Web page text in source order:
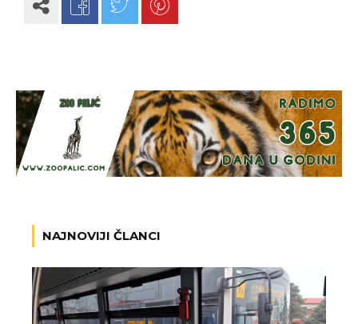
NAJNOVIJI ČLANCI